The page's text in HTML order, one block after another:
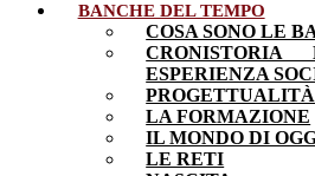
BANCHE DEL TEMPO
COSA SONO LE
ESPERIENZA
PROGETTUALITÀ
LA FORMAZIONE
IL MONDO DI
LE RETI